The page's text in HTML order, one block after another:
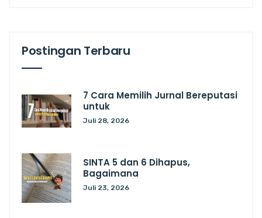
Postingan Terbaru
7 Cara Memilih Jurnal Bereputasi
untuk
Juli 28, 2026
SINTA 5 dan 6 Dihapus,
Bagaimana
Juli 23, 2026